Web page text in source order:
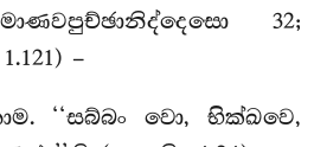
32;
–
‘‘සබ්බං වො, භික්ඛවෙ,